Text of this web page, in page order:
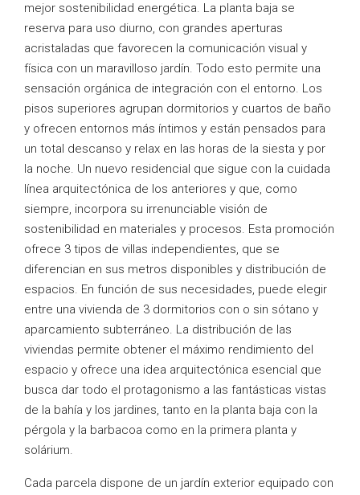
mejor sostenibilidad energética. La planta baja se
reserva para uso diurno, con grandes aperturas
acristaladas que favorecen la comunicación visual y
física con un maravilloso jardín. Todo esto permite una
sensación orgánica de integración con el entorno. Los
pisos superiores agrupan dormitorios y cuartos de baño
y ofrecen entornos más íntimos y están pensados para
un total descanso y relax en las horas de la siesta y por
la noche. Un nuevo residencial que sigue con la cuidada
línea arquitectónica de los anteriores y que, como
siempre, incorpora su irrenunciable visión de
sostenibilidad en materiales y procesos. Esta promoción
ofrece 3 tipos de villas independientes, que se
diferencian en sus metros disponibles y distribución de
espacios. En función de sus necesidades, puede elegir
entre una vivienda de 3 dormitorios con o sin sótano y
aparcamiento subterráneo. La distribución de las
viviendas permite obtener el máximo rendimiento del
espacio y ofrece una idea arquitectónica esencial que
busca dar todo el protagonismo a las fantásticas vistas
de la bahía y los jardines, tanto en la planta baja con la
pérgola y la barbacoa como en la primera planta y
solárium.
Cada parcela dispone de un jardín exterior equipado con